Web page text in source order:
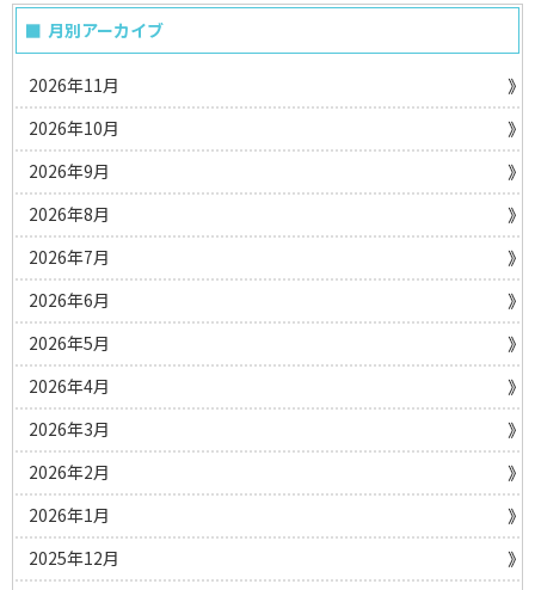
月別アーカイブ
2026年11月
2026年10月
2026年9月
2026年8月
2026年7月
2026年6月
2026年5月
2026年4月
2026年3月
2026年2月
2026年1月
2025年12月